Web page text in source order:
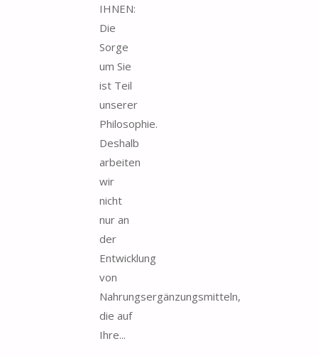
IHNEN:
Die
Sorge
um Sie
ist Teil
unserer
Philosophie.
Deshalb
arbeiten
wir
nicht
nur an
der
Entwicklung
von
Nahrungsergänzungsmitteln,
die auf
Ihre...